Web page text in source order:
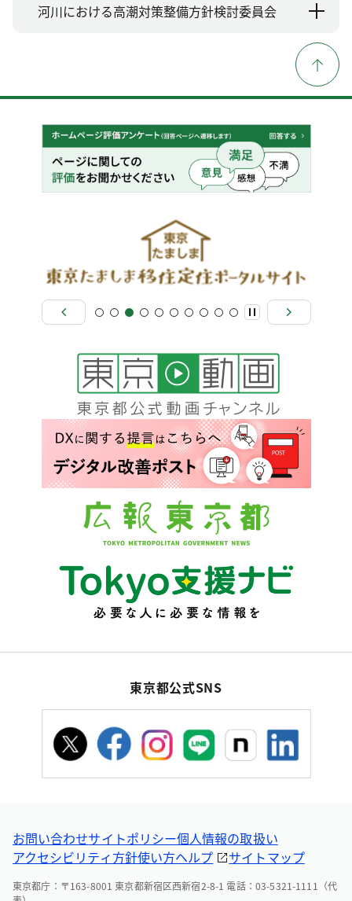
河川における高潮対策整備方針検討委員会
東京都公式SNS
お問い合わせサイトポリシー個人情報の取扱い
アクセシビリティ方針使い方ヘルプ サイトマップ
東京都庁：〒163-8001 東京都新宿区西新宿2-8-1 電話：03-5321-1111（代